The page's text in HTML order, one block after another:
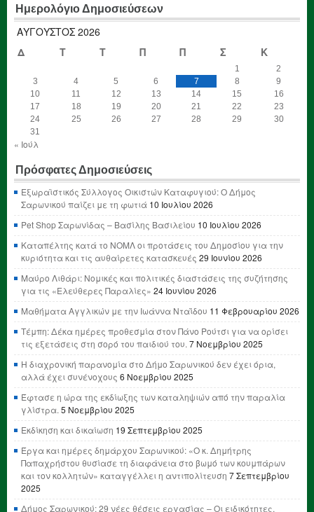
Ημερολόγιο Δημοσιεύσεων
ΑΎΓΟΥΣΤΟΣ 2026
Δ
Τ Τ Π Π Σ Κ
1
2
3
4 5 6 7 8
9
10
11 12 13 14 15
16
17
18 19 20 21 22
23
24
25 26 27 28 29
30
31
« Ιούλ
Πρόσφατες Δημοσιεύσεις
Εξωραϊστικός Σύλλογος Οικιστών Καταφυγιού: Ο Δήμος
Σαρωνικού παίζει με τη φωτιά 10 Ιουλίου 2026
Pet Shop Σαρωνίδας – Βασίλης Βασιλείου 10 Ιουλίου 2026
Καταπέλτης κατά το ΝΟΜΛ οι προτάσεις του Δημοσίου για την
κυριότητα και τις αυθαίρετες κατασκευές 29 Ιουνίου 2026
Μαύρο Λιθάρι: Νομικές και πολιτικές διαστάσεις της συζήτησης
για τις «Ελεύθερες Παραλίες» 24 Ιουνίου 2026
Μαθήματα Αγγλικών με την Ιωάννα Νταΐδου 11 Φεβρουαρίου 2026
Τέμπη: Δέκα ημέρες προθεσμία στον Πάνο Ρούτσι για να ορίσει
τις εξετάσεις στη σορό του παιδιού του. 7 Νοεμβρίου 2025
Η διαχρονική παρανομία στο Δήμο Σαρωνικού δεν έχει όρια,
αλλά έχει συνένοχους 6 Νοεμβρίου 2025
Έφτασε η ώρα της εκδίωξης των καταληψιών από την παραλία
γλίστρα. 5 Νοεμβρίου 2025
Εκδίκηση και δικαίωση 19 Σεπτεμβρίου 2025
Έργα και ημέρες δημάρχου Σαρωνικού: «Ο κ. Δημήτρης
Παπαχρήστου θυσίασε τη διαφάνεια στο βωμό των κουμπάρων
και τον κολλητών» καταγγέλλει η αντιπολίτευση 7 Σεπτεμβρίου
2025
Δήμος Σαρωνικού: 29 νέες θέσεις εργασίας – Οι ειδικότητες,